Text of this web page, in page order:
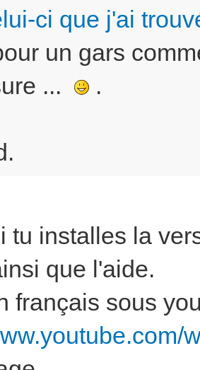
ci que j'ai
un gars
...
.
tu installes la
que l'aide.
français sous